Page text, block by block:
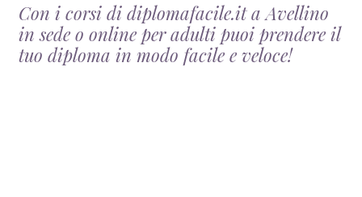
Con i corsi di diplomafacile.it a Avellino
in sede o online per adulti puoi prendere il
tuo diploma in modo facile e veloce!